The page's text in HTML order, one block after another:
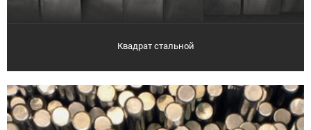
Квадрат стальной